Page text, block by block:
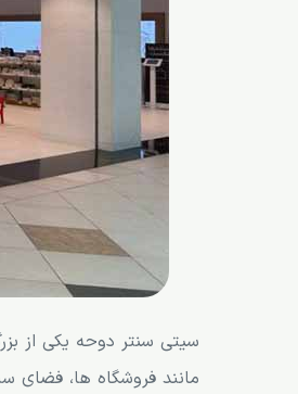
سیتی سنتر دوحه یکی از